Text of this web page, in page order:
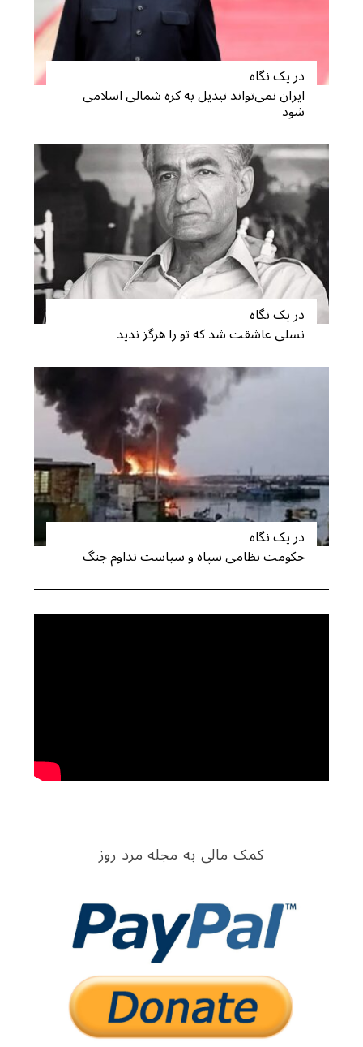
در یک نگاه
ایران نمی‌تواند تبدیل به کره شمالی اسلامی
شود
در یک نگاه
نسلی عاشقت شد که تو را هرگز ندید
در یک نگاه
حکومت نظامی سپاه و سیاست تداوم جنگ
کمک مالی به مجله مرد روز
e